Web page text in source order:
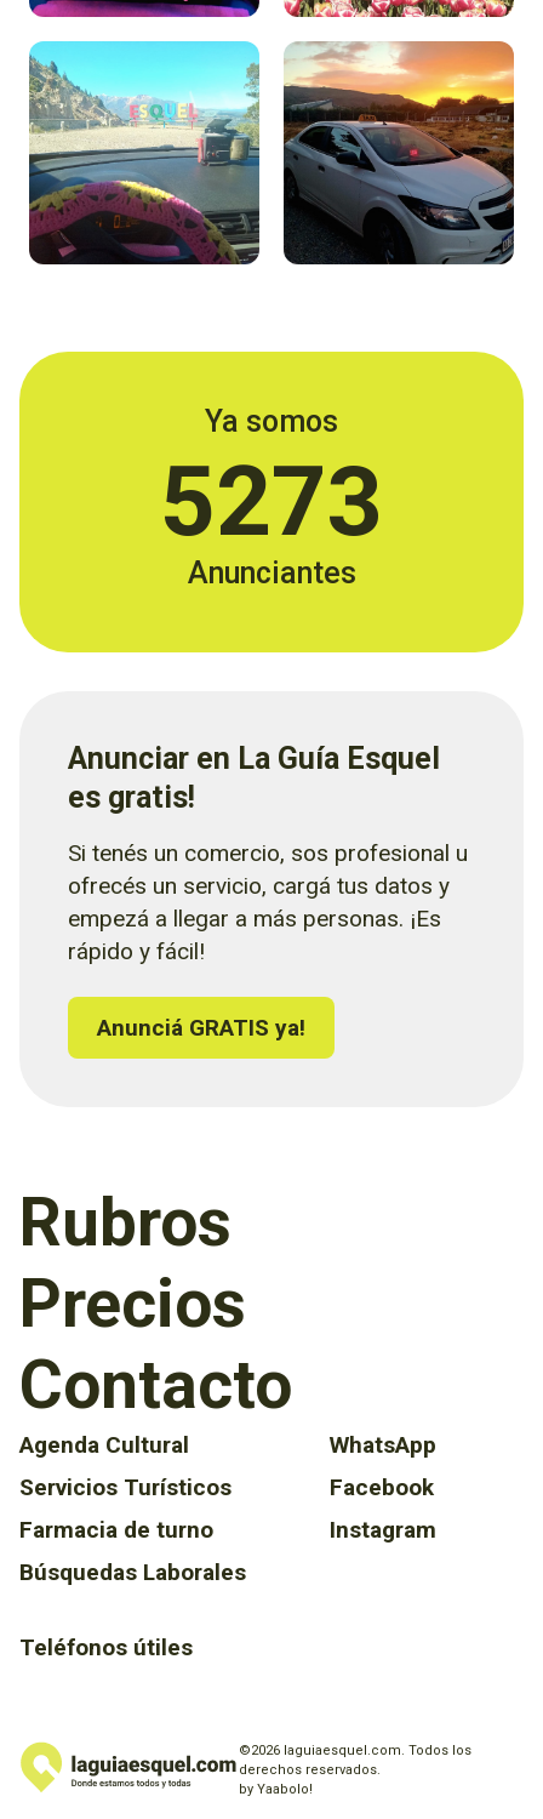
Ya somos
5273
Anunciantes
Anunciar en La Guía Esquel
es gratis!
Si tenés un comercio, sos profesional u
ofrecés un servicio, cargá tus datos y
empezá a llegar a más personas. ¡Es
rápido y fácil!
Anunciá GRATIS ya!
Rubros
Precios
Contacto
Agenda Cultural
Servicios Turísticos
Farmacia de turno
Búsquedas Laborales
Teléfonos útiles
WhatsApp
Facebook
Instagram
©2026 laguiaesquel.com. Todos los
derechos reservados.
by Yaabolo!